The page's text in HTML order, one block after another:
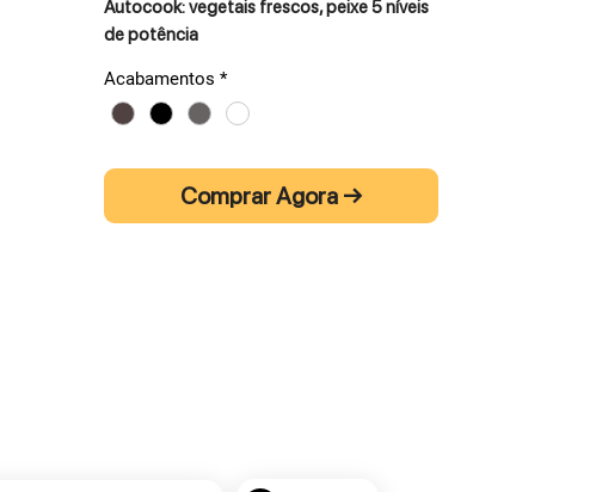
Autocook: vegetais frescos, peixe 5 níveis
de potência
Acabamentos *
Comprar Agora →